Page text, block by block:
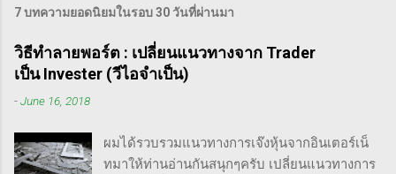
7 บทความยอดนิยมในรอบ 30 วันที่ผ่านมา
วิธีทำลายพอร์ต : เปลี่ยนแนวทางจาก Trader
เป็น Invester (วีไอจำเป็น)
-June 16, 2018
ผมได้รวบรวมแนวทางการเจ๊งหุ้นจากอินเตอร์เน็
ทมาให้ท่านอ่านกันสนุกๆครับ เปลี่ยนแนวทางการ